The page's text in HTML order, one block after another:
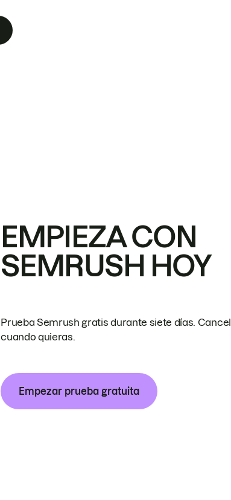
EMPIEZA CON
SEMRUSH HOY
Prueba Semrush gratis durante siete días.
cuando quieras.
Empezar prueba gratuita